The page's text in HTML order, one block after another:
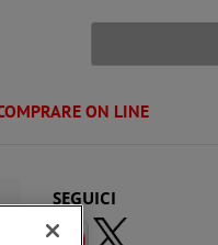
ON LINE
SEGUICI